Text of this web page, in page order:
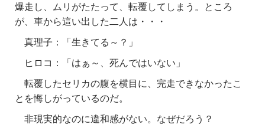
爆走し、ムリがたたって、転覆してしまう。ところ
が、車から這い出した二人は・・・
真理子：「生きてる～？」
ヒロコ：「はぁ～、死んではいない」
転覆したセリカの腹を横目に、完走できなかったこ
とを悔しがっているのだ。
非現実的なのに違和感がない。なぜだろう？